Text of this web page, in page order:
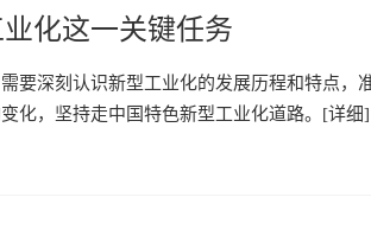
化这一关键任务
要深刻认识新型工业化的发展历程和特点，
化，坚持走中国特色新型工业化道路。 [详细]